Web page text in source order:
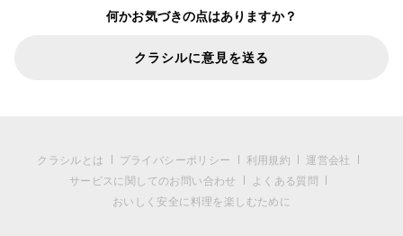
何かお気づきの点はありますか？
クラシルに意見を送る
クラシルとは プライバシーポリシー 利用規約
運営会社
サービスに関してのお問い合わせ
よくある質問
おいしく安全に料理を楽しむために